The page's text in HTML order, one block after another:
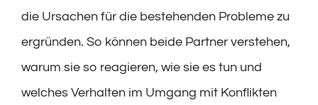
die Ursachen für die bestehenden Probleme zu
ergründen. So können beide Partner verstehen,
warum sie so reagieren, wie sie es tun und
welches Verhalten im Umgang mit Konflikten